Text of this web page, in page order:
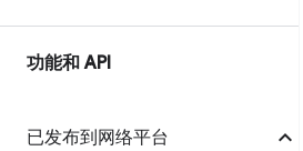
功能和 API
已发布到网络平台